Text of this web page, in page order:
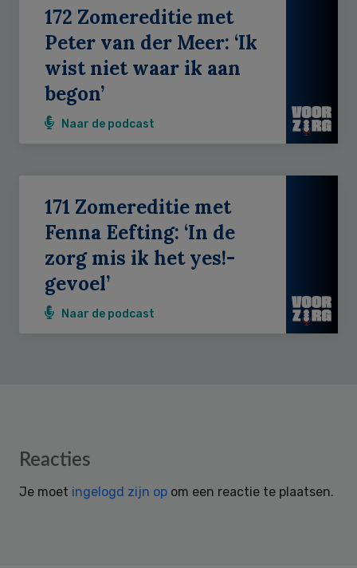
172 Zomereditie met
Peter van der Meer: ‘Ik
wist niet waar ik aan
begon’
Naar de podcast
171 Zomereditie met
Fenna Eefting: ‘In de
zorg mis ik het yes!-
gevoel’
Naar de podcast
Reader
Reacties
Je moet ingelogd zijn op om een reactie te plaatsen.